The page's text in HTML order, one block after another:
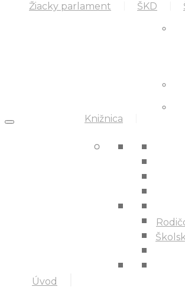
Žiacky parlament
ŠKD
Knižnica
Úvod